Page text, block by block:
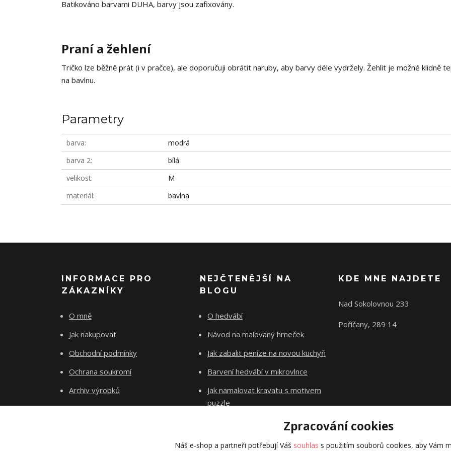
Batikováno barvami DUHA, barvy jsou zafixovány.
Praní a žehlení
Tričko lze běžně prát (i v pračce), ale doporučuji obrátit naruby, aby barvy déle vydržely. Žehlit je možné klidně
na bavlnu.
Parametry
barva
modrá
barva 2
bílá
velikost
M
materiál
bavlna
INFORMACE PRO
ZÁKAZNÍKY
O mně
Jak nakupovat
Obchodní podmínky
Ochrana soukromí
Archiv výrobků
Kontakty
NEJČTENĚJŠÍ NA
BLOGU
O hedvábí
Návod na malovaný hrneček
Jak zabalit peníze na novou kuchyň
Barvení hedvábí v mikrovlnce
Jak namalovat kravatu s motivem
puzzle
KDE MNE NAJDETE
Nad Sokolovnou 233
Poříčany, 289 14
Původní stránky
Zpracování cookies
Náš e-shop a partneři potřebují Váš souhlas s použitím souborů cookies, aby Vám